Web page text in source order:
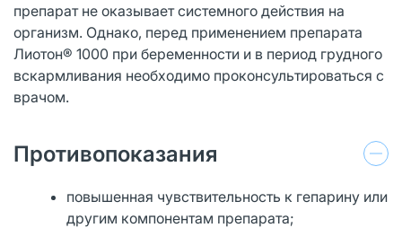
препарат не оказывает системного действия на
организм. Однако, перед применением препарата
Лиотон® 1000 при беременности и в период грудного
вскармливания необходимо проконсультироваться с
врачом.
Противопоказания
повышенная чувствительность к гепарину или
другим компонентам препарата;